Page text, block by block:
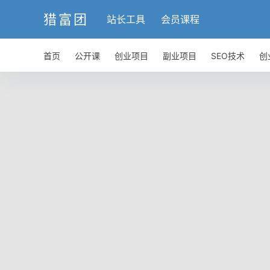
猎富团 站长工具 会员课程
首页 公开课 创业项目 副业项目 SEO技术 创